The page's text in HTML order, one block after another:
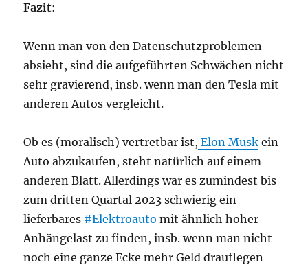
Fazit:
Wenn man von den Datenschutzproblemen
absieht, sind die aufgeführten Schwächen nicht
sehr gravierend, insb. wenn man den Tesla mit
anderen Autos vergleicht.
Ob es (moralisch) vertretbar ist, Elon Musk ein
Auto abzukaufen, steht natürlich auf einem
anderen Blatt. Allerdings war es zumindest bis
zum dritten Quartal 2023 schwierig ein
lieferbares #Elektroauto mit ähnlich hoher
Anhängelast zu finden, insb. wenn man nicht
noch eine ganze Ecke mehr Geld drauflegen